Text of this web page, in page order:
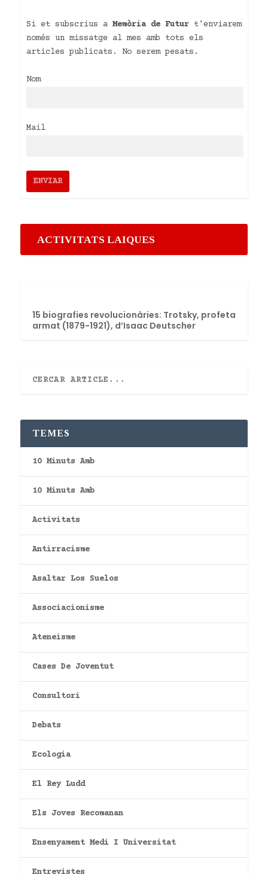
Si et subscrius a Memòria de Futurt'enviarem
només un missatge al mes amb tots els
articles publicats. No serem pesats.
Nom
Mail
ACTIVITATS LAIQUES
15 biografies revolucionàries: Trotsky, profeta
armat (1879-1921), d’Isaac Deutscher
TEMES
10 Minuts Amb
10 Minuts Amb
Activitats
Antirracisme
Asaltar Los Suelos
Associacionisme
Ateneisme
Cases De Joventut
Consultori
Debats
Ecologia
El Rey Ludd
Els Joves Recomanan
Ensenyament Medi I Universitat